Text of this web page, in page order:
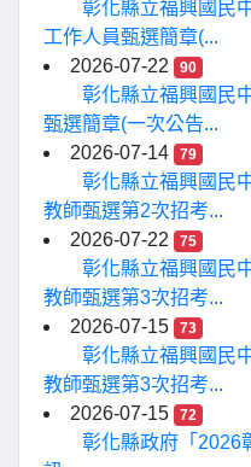
彰化縣立福興國民
工作人員甄選簡章(...
2026-07-22
90
彰化縣立福興國民
甄選簡章(一次公告...
2026-07-14
79
彰化縣立福興國民
教師甄選第2次招考...
2026-07-22
75
彰化縣立福興國民
教師甄選第3次招考...
2026-07-15
73
彰化縣立福興國民
教師甄選第3次招考...
2026-07-15
72
彰化縣政府「2026